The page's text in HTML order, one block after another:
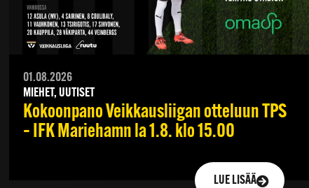
01.08.2026
MIEHET, UUTISET
Kokoonpano Veikkausliigan otteluun TPS
– IFK Mariehamn la 1.8. klo 15.00
LUE LISÄÄ